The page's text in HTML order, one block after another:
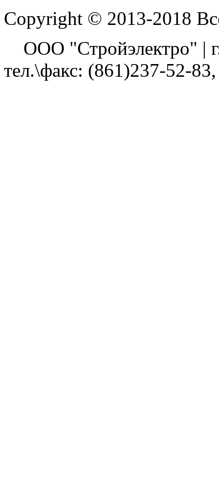
Copyright © 2013-2018
ООО "Стройэлектро" |
тел.\факс: (861)237-52-